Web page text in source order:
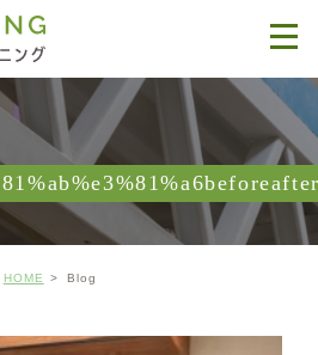
HOME Blog